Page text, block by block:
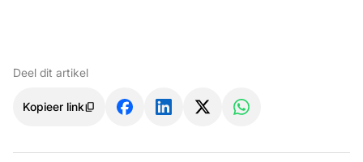
Deel dit artikel
Kopieer link